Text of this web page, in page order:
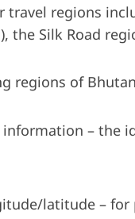
travel regions
the Silk Road
regions of
– the
latitude –